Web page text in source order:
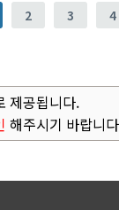
2 3 4
제공됩니다.
해주시기 바랍니